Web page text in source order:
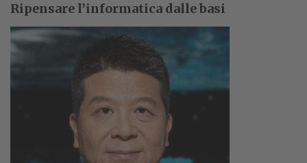
Ripensare l’informatica dalle basi